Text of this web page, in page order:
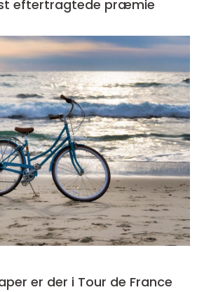
eftertragtede præmie
er der i Tour de France